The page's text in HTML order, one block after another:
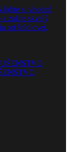
si vhodnú
a zažite skvelý
pri štúdiovej,